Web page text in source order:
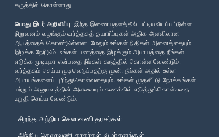
கருத்தில் கொள்ளாது.
பொது இடர் அறிவிப்பு: இந்த இணையதளத்தில் பட்டியலிடப்பட்டுள்ள
நிறுவனம் வழங்கும் வர்த்தகத் தயாரிப்புகள் அதிக அளவிலான
ஆபத்தைக் கொண்டுள்ளன, மேலும் உங்கள் நிதிகள் அனைத்தையும்
இழக்க நேரிடும். உங்கள் பணத்தை இழக்கும் அபாயத்தை நீங்கள்
எடுக்க முடியுமா என்பதை நீங்கள் கருத்தில் கொள்ள வேண்டும்.
வர்த்தகம் செய்ய முடிவெடுப்பதற்கு முன், நீங்கள் அதில் உள்ள
அபாயங்களைப் புரிந்துகொள்வதையும், உங்கள் முதலீட்டு நோக்கங்கள்
மற்றும் அனுபவத்தின் அளவையும் கணக்கில் எடுத்துக்கொள்வதை
உறுதி செய்ய வேண்டும்.
சிறந்த அந்நிய செலாவணி தரகர்கள்
அந்நிய செலாவணி தரகர்கள் விமர்சனங்கள்